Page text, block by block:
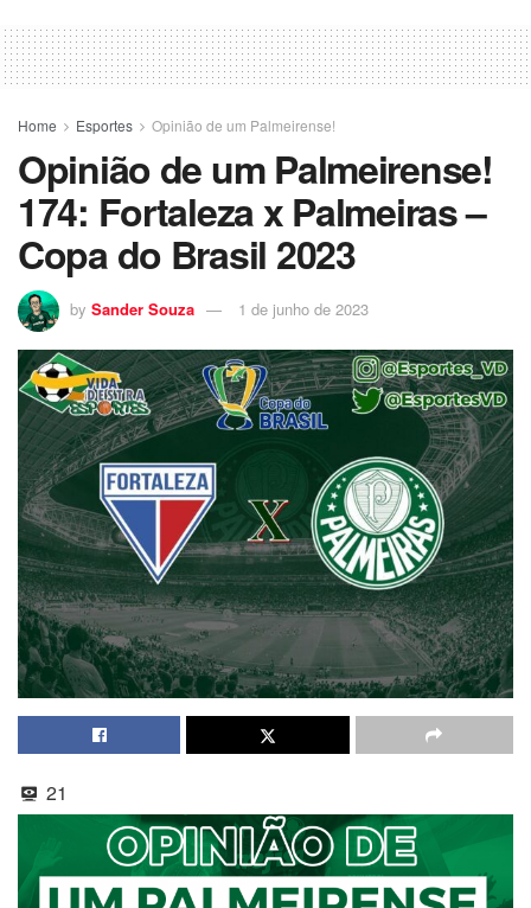
Home Esportes Opinião de um Palmeirense!
Opinião de um Palmeirense!
174: Fortaleza x Palmeiras –
Copa do Brasil 2023
by Sander Souza 1 de junho de 2023
21